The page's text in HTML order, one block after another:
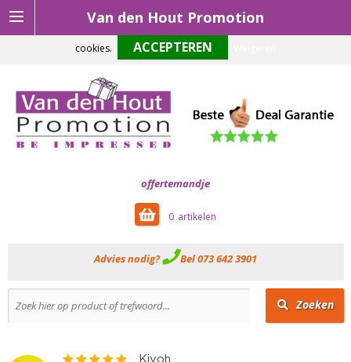
Van den Hout Promotion
offertemandje
0
Advies nodig? Bel 073 642 3901
Zoeken
Om onze website optimaal te laten functioneren maken wij gebruik van
cookies.